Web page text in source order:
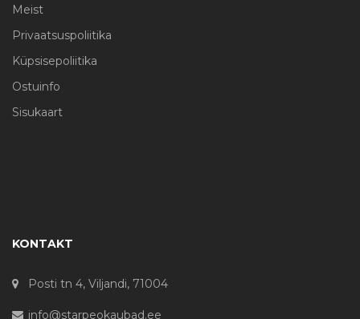
Meist
Privaatsuspoliitika
Küpsisepoliitika
Ostuinfo
Sisukaart
KONTAKT
Posti tn 4, Viljandi, 71004
info@starpeokaubad.ee